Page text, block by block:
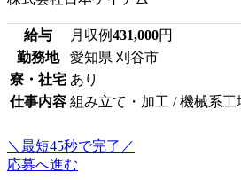
給与 月収例431,000円
勤務地
愛知県 刈谷市
寮・社宅 あり
仕事内容 組み立て・加工 / 機械系工
＼最短45秒で完了／
応募へ進む